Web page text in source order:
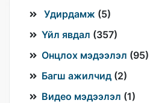
Удирдамж (5)
Үйл явдал (357)
Онцлох мэдээлэл (95)
Багш ажилчид (2)
Видео мэдээлэл (1)